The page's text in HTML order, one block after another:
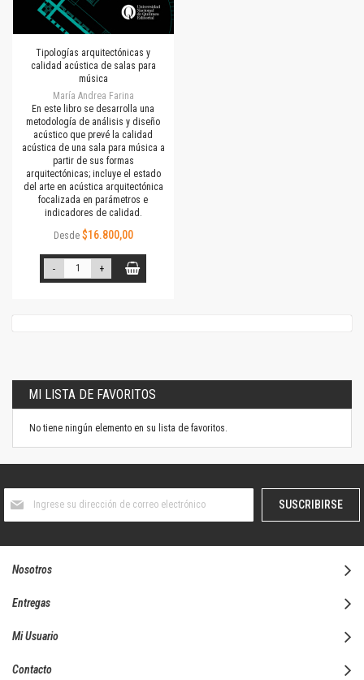
Tipologías arquitectónicas y
calidad acústica de salas para
música
María Andrea Farina
En este libro se desarrolla una
metodología de análisis y diseño
acústico que prevé la calidad
acústica de una sala para música a
partir de sus formas
arquitectónicas; incluye el estado
del arte en acústica arquitectónica
focalizada en parámetros e
indicadores de calidad.
Desde $16.800,00
- +
MI LISTA DE FAVORITOS
No tiene ningún elemento en su lista de favoritos.
boletín
SUSCRIBIRSE
Nosotros
Entregas
Mi Usuario
Contacto